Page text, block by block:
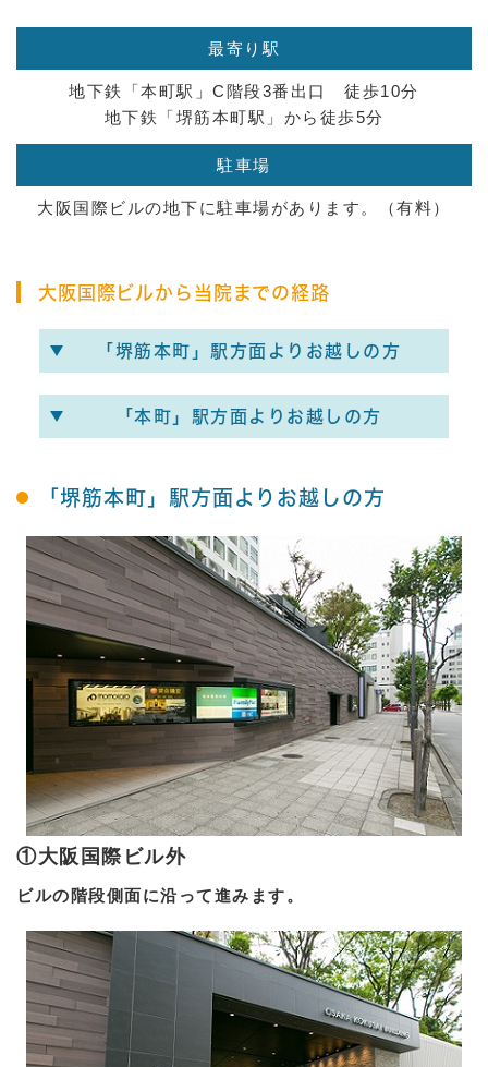
最寄り駅
地下鉄「本町駅」C階段3番出口 徒歩10分
地下鉄「堺筋本町駅」から徒歩5分
駐車場
大阪国際ビルの地下に駐車場があります。（有料）
大阪国際ビルから当院までの経路
「堺筋本町」駅方面よりお越しの方
「本町」駅方面よりお越しの方
「堺筋本町」駅方面よりお越しの方
①大阪国際ビル外
ビルの階段側面に沿って進みます。